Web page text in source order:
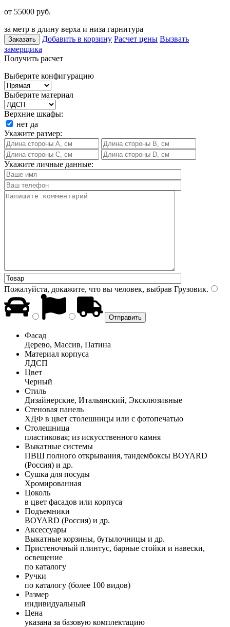
от 55000 руб.
за метр в длину верха и низа гарнитура
Заказать Добавить в корзину Расчет цены Вызвать
замерщика
Получить расчет
Выберите конфигурацию
Выберите материал
Верхние шкафы:
нет да
Укажите размер:
Укажите личные данные:
Пожалуйста, докажите, что вы человек, выбрав Грузовик.
Фасад
Дерево, Массив, Патина
Материал корпуса
ЛДСП
Цвет
Черный
Стиль
Дизайнерские, Итальянский, Эксклюзивные
Стеновая панель
ХДФ в цвет столешницы или с фотопечатью
Столешница
пластиковая; из искусственного камня
Выкатные системы
ПВШ полного открывания, тандембоксы BOYARD
(Россия) и др.
Сушка для посуды
Хромированная
Цоколь
в цвет фасадов или корпуса
Подъемники
BOYARD (Россия) и др.
Аксессуары
Выкатные корзины, бутылочницы и др.
Пристеночный плинтус, барные стойки и навески,
освещение
по каталогу
Ручки
по каталогу (более 100 видов)
Размер
индивидуальный
Цена
указана за базовую комплектацию